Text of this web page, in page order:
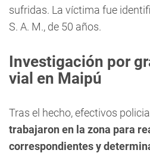
sufridas. La víctima fue
S. A. M., de 50 años.
Investigación por
vial en Maipú
Tras el hecho, efectivos
trabajaron en la zona para
correspondientes y